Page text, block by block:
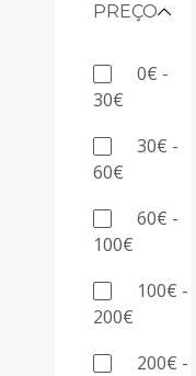
PREÇO
0€ -
30€
30€ -
60€
60€ -
100€
100€ -
200€
200€ -